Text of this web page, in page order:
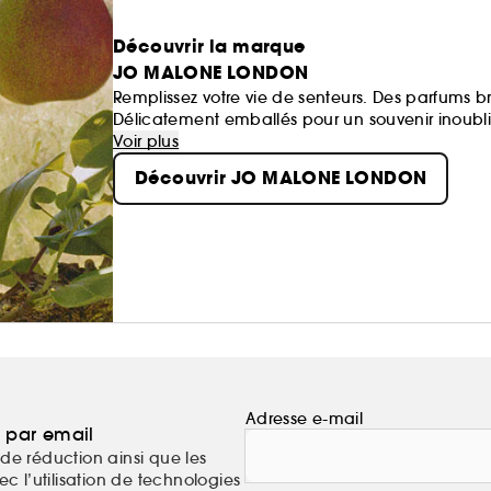
Découvrir la marque
JO MALONE LONDON
Remplissez votre vie de senteurs. Des parfums
Délicatement emballés pour un souvenir
Voir plus
Découvrir JO MALONE LONDON
par email
réduction ainsi que les
l’utilisation de technologies
Adresse e-mail